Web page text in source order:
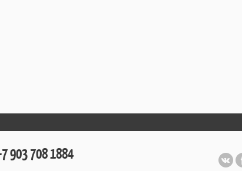
903 708 1884